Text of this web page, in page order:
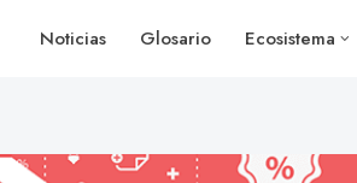
Noticias Glosario Ecosistema